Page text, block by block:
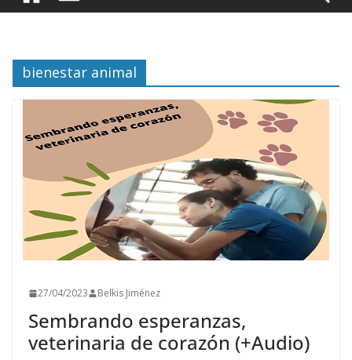
bienestar animal
27/04/2023 Belkis Jiménez
Sembrando esperanzas,
veterinaria de corazón (+Audio)